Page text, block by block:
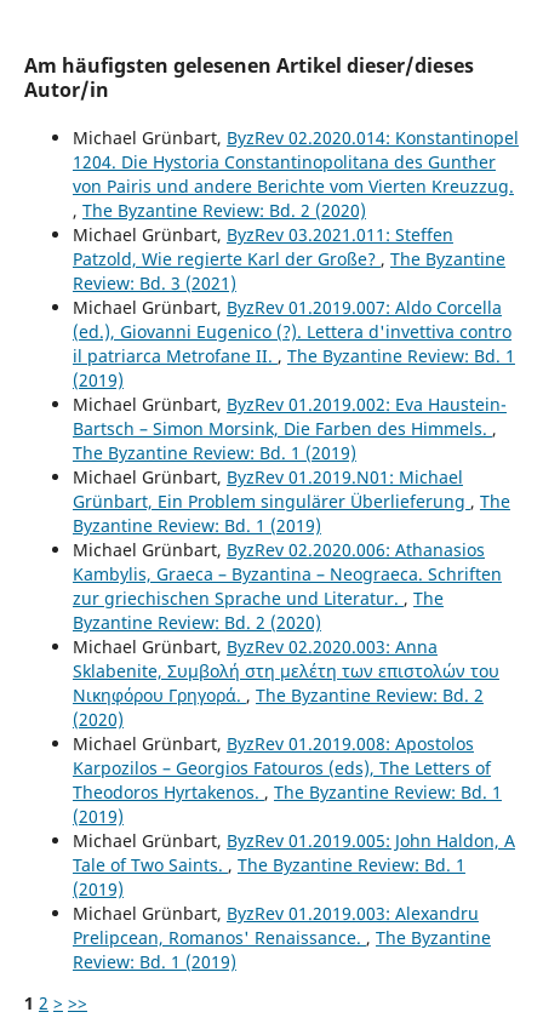
Am häufigsten gelesenen Artikel dieser/dieses
Autor/in
Michael Grünbart, ByzRev 02.2020.014: Konstantinopel
1204. Die Hystoria Constantinopolitana des Gunther
von Pairis und andere Berichte vom Vierten Kreuzzug.
, The Byzantine Review: Bd. 2 (2020)
Michael Grünbart, ByzRev 03.2021.011: Steffen
Patzold, Wie regierte Karl der Große? , The Byzantine
Review: Bd. 3 (2021)
Michael Grünbart, ByzRev 01.2019.007: Aldo Corcella
(ed.), Giovanni Eugenico (?). Lettera d'invettiva contro
il patriarca Metrofane II. , The Byzantine Review: Bd. 1
(2019)
Michael Grünbart, ByzRev 01.2019.002: Eva Haustein-
Bartsch – Simon Morsink, Die Farben des Himmels. ,
The Byzantine Review: Bd. 1 (2019)
Michael Grünbart, ByzRev 01.2019.N01: Michael
Grünbart, Ein Problem singulärer Überlieferung , The
Byzantine Review: Bd. 1 (2019)
Michael Grünbart, ByzRev 02.2020.006: Athanasios
Kambylis, Graeca – Byzantina – Neograeca. Schriften
zur griechischen Sprache und Literatur. , The
Byzantine Review: Bd. 2 (2020)
Michael Grünbart, ByzRev 02.2020.003: Anna
Sklabenite, Συμβολή στη μελέτη των επιστολών του
Νικηφόρου Γρηγορά. , The Byzantine Review: Bd. 2
(2020)
Michael Grünbart, ByzRev 01.2019.008: Apostolos
Karpozilos – Georgios Fatouros (eds), The Letters of
Theodoros Hyrtakenos. , The Byzantine Review: Bd. 1
(2019)
Michael Grünbart, ByzRev 01.2019.005: John Haldon, A
Tale of Two Saints. , The Byzantine Review: Bd. 1
(2019)
Michael Grünbart, ByzRev 01.2019.003: Alexandru
Prelipcean, Romanos' Renaissance. , The Byzantine
Review: Bd. 1 (2019)
1 2 > >>